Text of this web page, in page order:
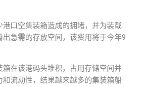
港口空集装箱造成的拥堵，并为装载
急需的存放空间，该费用将于今年9
箱在该港码头堆积，占用存储空间并
和流动性，结果越来越多的集装箱船